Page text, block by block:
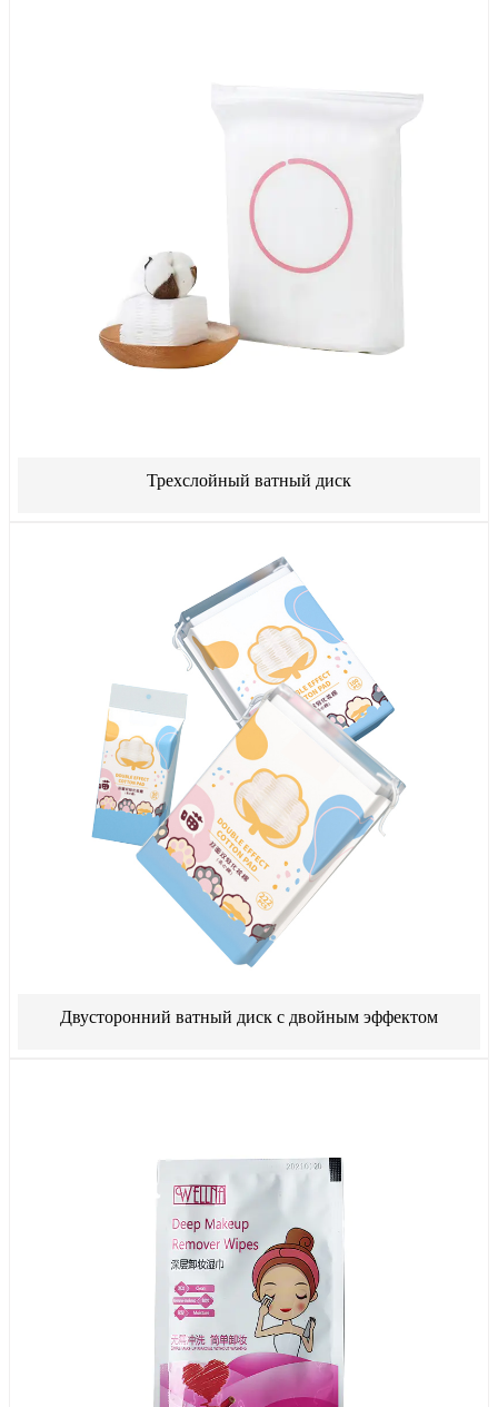
Трехслойный ватный диск
Двусторонний ватный диск с двойным эффектом